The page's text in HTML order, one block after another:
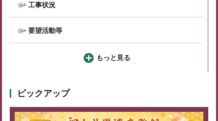
工事状況
要望活動等
もっと見る
ピックアップ